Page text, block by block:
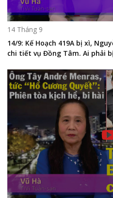
14 Tháng 9
14/9: Kế Hoạch 419A bị xì,
chi tiết vụ Đồng Tâm. Ai phải